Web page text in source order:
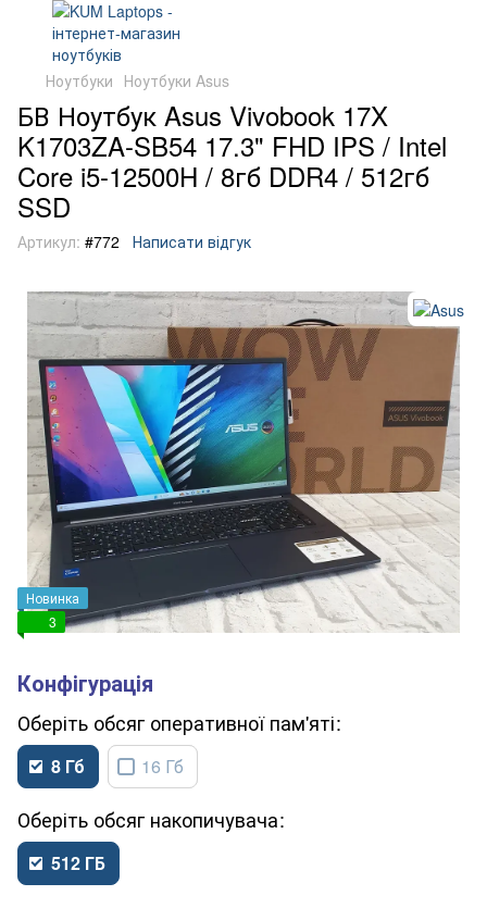
Ноутбуки Ноутбуки Asus
БВ Ноутбук Asus Vivobook 17X
K1703ZA-SB54 17.3" FHD IPS / Intel
Core i5-12500H / 8гб DDR4 / 512гб
SSD
Артикул: #772 Написати відгук
Новинка
3
обсяг оперативної пам'яті
8 Гб 16 Гб
обсяг накопичувача
512 ГБ